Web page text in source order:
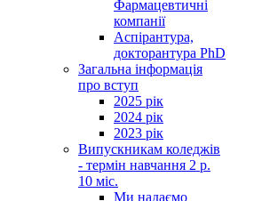
Фармацевтичні
компанії
Аспірантура,
докторантура PhD
Загальна інформація
про вступ
2025 рік
2024 рік
2023 рік
Випускникам коледжів
- термін навчання 2 р.
10 міс.
Ми надаємо